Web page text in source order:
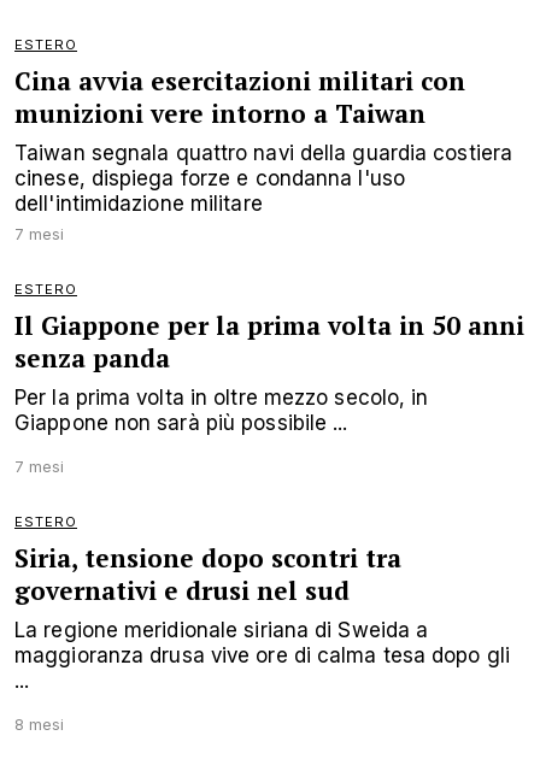
ESTERO
Cina avvia esercitazioni militari con
munizioni vere intorno a Taiwan
Taiwan segnala quattro navi della guardia costiera
cinese, dispiega forze e condanna l'uso
dell'intimidazione militare
7 mesi
ESTERO
Il Giappone per la prima volta in 50 anni
senza panda
Per la prima volta in oltre mezzo secolo, in
Giappone non sarà più possibile ...
7 mesi
ESTERO
Siria, tensione dopo scontri tra
governativi e drusi nel sud
La regione meridionale siriana di Sweida a
maggioranza drusa vive ore di calma tesa dopo gli
...
8 mesi